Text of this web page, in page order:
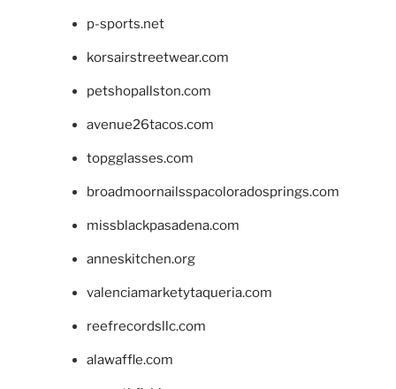
p-sports.net
korsairstreetwear.com
petshopallston.com
avenue26tacos.com
topgglasses.com
broadmoornailsspacoloradosprings.com
missblackpasadena.com
anneskitchen.org
valenciamarketytaqueria.com
reefrecordsllc.com
alawaffle.com